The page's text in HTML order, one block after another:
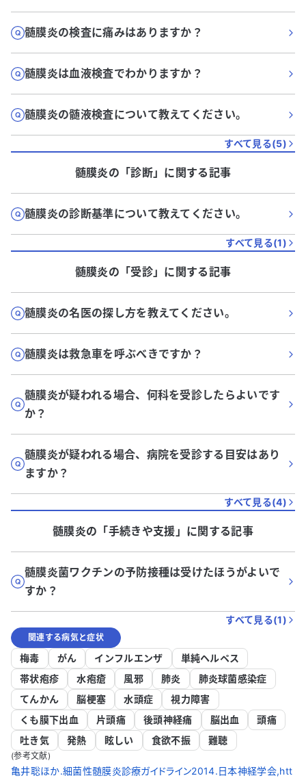
髄膜炎の検査に痛みはありますか？
髄膜炎は血液検査でわかりますか？
髄膜炎の髄液検査について教えてください。
すべて見る(5)
髄膜炎の「診断」に関する記事
髄膜炎の診断基準について教えてください。
すべて見る(1)
髄膜炎の「受診」に関する記事
髄膜炎の名医の探し方を教えてください。
髄膜炎は救急車を呼ぶべきですか？
髄膜炎が疑われる場合、何科を受診したらよいです
か？
髄膜炎が疑われる場合、病院を受診する目安はあり
ますか？
すべて見る(4)
髄膜炎の「手続きや支援 」に関する記事
髄膜炎菌ワクチンの予防接種は受けたほうがよいで
すか？
すべて見る(1)
関連する病気と症状
梅毒 がん インフルエンザ
単純ヘルペス
帯状疱疹
水疱瘡 風邪 肺炎
肺炎球菌感染症
てんかん
脳梗塞 水頭症
視力障害
くも膜下出血
片頭痛 後頭神経痛 脳出血
頭痛
吐き気
発熱 眩しい 食欲不振 難聴
(参考文献)
亀井聡ほか.細菌性髄膜炎診療ガイドライン2014.日本神経学会,htt